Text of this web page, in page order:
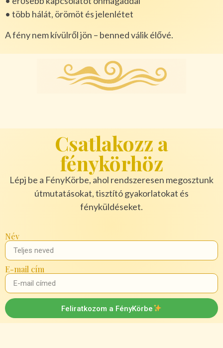
• több hálát, örömöt és jelenlétet
A fény nem kívülről jön – benned válik élővé.
Csatlakozz a
fénykörhöz
Lépj be a FényKörbe, ahol rendszeresen megosztunk
útmutatásokat, tisztító gyakorlatokat és
fényküldéseket.
Név
E-mail cím
Feliratkozom a FényKörbe